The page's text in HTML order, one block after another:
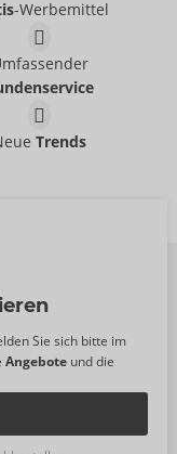
Thruster
0,00 €
Stand
-Werbemittel
Trends
Sie sich bitte im
Angebote und die